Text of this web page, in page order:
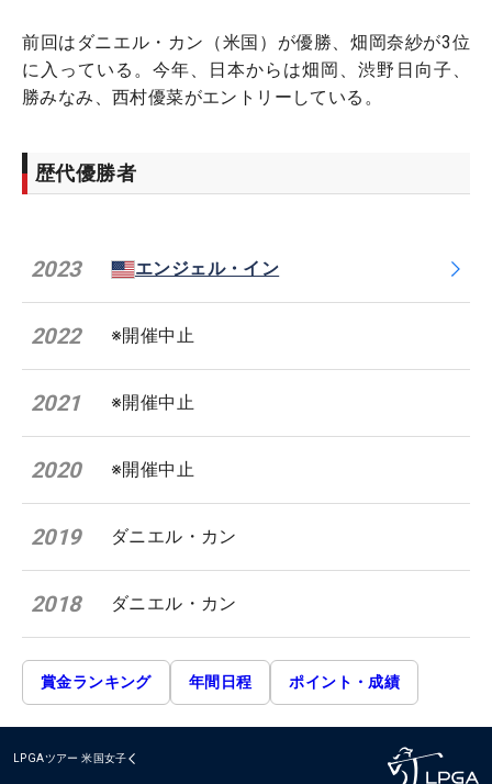
前回はダニエル・カン（米国）が優勝、畑岡奈紗が3位
に入っている。今年、日本からは畑岡、渋野日向子、
勝みなみ、西村優菜がエントリーしている。
歴代優勝者
2023 エンジェル・イン
2022 ※開催中止
2021 ※開催中止
2020 ※開催中止
2019 ダニエル・カン
2018 ダニエル・カン
賞金ランキング 年間日程 ポイント・成績
LPGAツアー 米国女子